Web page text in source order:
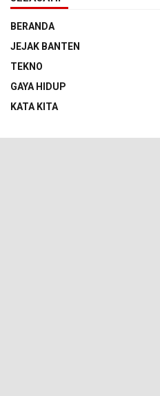
BERANDA
JEJAK BANTEN
TEKNO
GAYA HIDUP
KATA KITA